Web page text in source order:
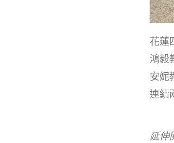
花蓮
鴻毅
安妮
連續
延伸